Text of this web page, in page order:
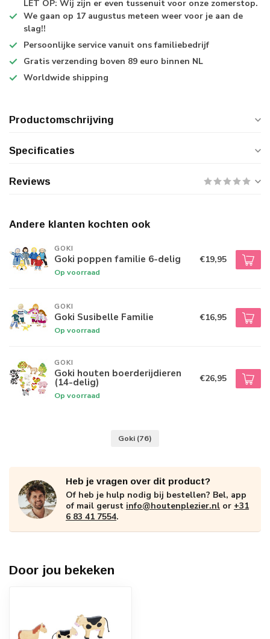
LET OP: Wij zijn er even tussenuit voor onze zomerstop.
We gaan op 17 augustus meteen weer voor je aan de
slag!!
Persoonlijke service vanuit ons familiebedrijf
Gratis verzending boven 89 euro binnen NL
Worldwide shipping
Productomschrijving
Specificaties
Reviews
Andere klanten kochten ook
GOKI
Goki poppen familie 6-delig
Op voorraad
€19,95
GOKI
Goki Susibelle Familie
Op voorraad
€16,95
GOKI
Goki houten boerderijdieren
(14-delig)
Op voorraad
€26,95
Goki (76)
Heb je vragen over dit product?
Of heb je hulp nodig bij bestellen? Bel, app
of mail gerust info@houtenplezier.nl or +31
6 83 41 7554.
Door jou bekeken